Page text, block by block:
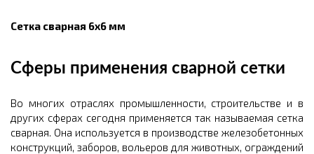
Сетка сварная 6х6 мм
Сферы применения сварной сетки
Во многих отраслях промышленности, строительстве и в
других сферах сегодня применяется так называемая сетка
сварная. Она используется в производстве железобетонных
конструкций, заборов, вольеров для животных, ограждений